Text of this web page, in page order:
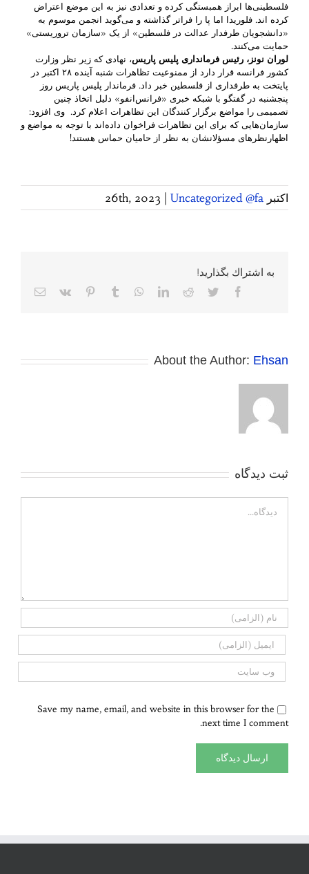
فلسطینی‌ها ابراز همبستگی کرده‌ و تعدادی نیز به این موضع اعتراض
کرده اند. فلوریدا اما پا را فراتر گذاشته و می‌گوید انجمن موسوم به
«دانشجویان طرفدار عدالت در فلسطین» از یک «سازمان تروریستی»
حمایت می‌کنند.
لوران نونز، رئیس فرمانداری پلیس پاریس،‌ نهادی که زیر نظر وزارت
کشور فرانسه قرار دارد از ممنوعیت تظاهرات شنبه آینده ۲۸ اکتبر در
پایتخت به طرفداری از فلسطین خبر داد. فرماندار پلیس پاریس روز
پنجشنبه در گفتگو با شبکه خبری «فرانس‌انفو» دلیل اتخاذ چنین
تصمیمی را مواضع برگزار کنندگان این تظاهرات اعلام کرد. وی افزود:
سازمان‌هایی که برای این تظاهرات فراخوان داده‌اند با توجه به مواضع و
اظهارنظر‌های مسؤلانشان به نظر از حامیان حماس هستند!
اکتبر 26th, 2023 Uncategorized @fa
به اشتراك بگذاريد!
Facebook
Twitter
Reddit
LinkedIn
WhatsApp
Tumblr
Pinterest
Vk
پست
About the Author: Ehsan
ثبت ديدگاه
Save my name, email, and website in this browser for the
next time I comment.